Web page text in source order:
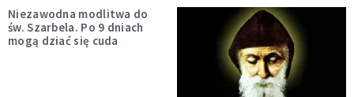
Niezawodna modlitwa do
św. Szarbela. Po 9 dniach
mogą dziać się cuda